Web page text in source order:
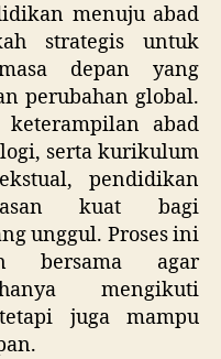
menuju abad
strategis untuk
depan yang
perubahan global.
keterampilan abad
serta kurikulum
pendidikan
kuat bagi
unggul. Proses ini
bersama agar
mengikuti
juga mampu